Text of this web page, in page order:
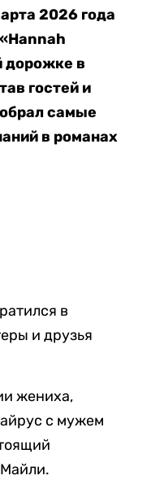
2026 года
дорожке в
гостей и
самые
в романах
в
и друзья
жениха,
с мужем